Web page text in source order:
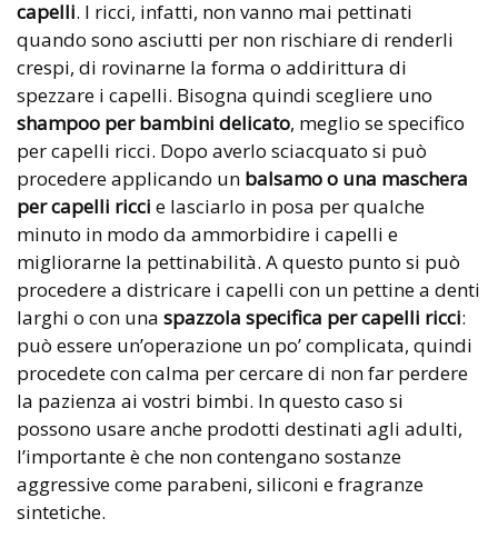
capelli. I ricci, infatti, non vanno mai pettinati
quando sono asciutti per non rischiare di renderli
crespi, di rovinarne la forma o addirittura di
spezzare i capelli. Bisogna quindi scegliere uno
shampoo per bambini delicato, meglio se specifico
per capelli ricci. Dopo averlo sciacquato si può
procedere applicando un balsamo o una maschera
per capelli ricci e lasciarlo in posa per qualche
minuto in modo da ammorbidire i capelli e
migliorarne la pettinabilità. A questo punto si può
procedere a districare i capelli con un pettine a denti
larghi o con una spazzola specifica per capelli ricci:
può essere un’operazione un po’ complicata, quindi
procedete con calma per cercare di non far perdere
la pazienza ai vostri bimbi. In questo caso si
possono usare anche prodotti destinati agli adulti,
l’importante è che non contengano sostanze
aggressive come parabeni, siliconi e fragranze
sintetiche.